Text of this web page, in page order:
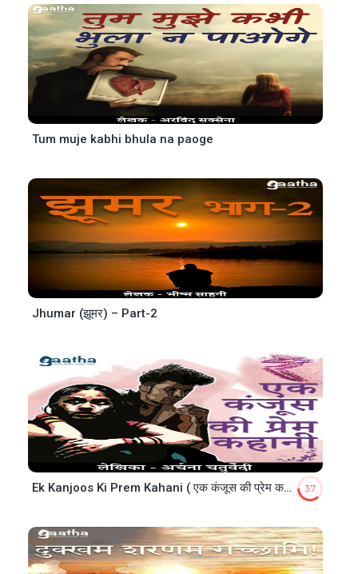
Tum muje kabhi bhula na paoge
Jhumar (झूमर) – Part-2
Ek Kanjoos Ki Prem Kahani ( एक कंजूस की प्रेम कहानी ) 3.7